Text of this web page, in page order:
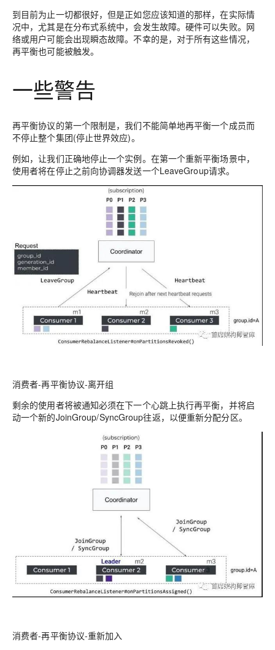
到目前为止一切都很好，但是正如您应该知道的那样，在实际情
况中，尤其是在分布式系统中，会发生故障。硬件可以失败。网
络或用户可能会出现瞬态故障。不幸的是，对于所有这些情况，
再平衡也可能被触发。
一些警告
再平衡协议的第一个限制是，我们不能简单地再平衡一个成员而
不停止整个集团(停止世界效应)。
例如，让我们正确地停止一个实例。在第一个重新平衡场景中，
使用者将在停止之前向协调器发送一个LeaveGroup请求。
消费者-再平衡协议-离开组
剩余的使用者将被通知必须在下一个心跳上执行再平衡，并将启
动一个新的JoinGroup/SyncGroup往返，以便重新分配分区。
消费者-再平衡协议-重新加入